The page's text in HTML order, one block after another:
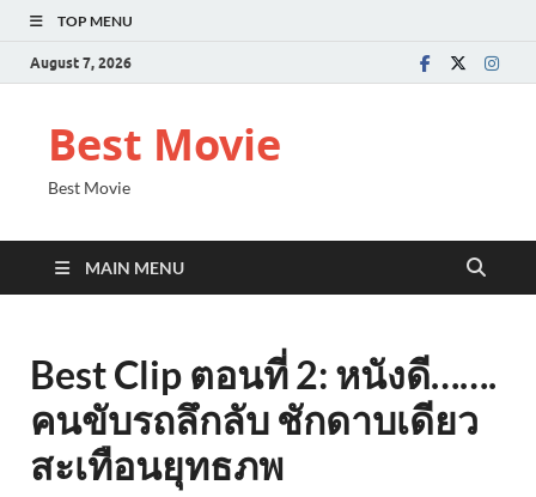
TOP MENU
August 7, 2026
Best Movie
Best Movie
MAIN MENU
Best Clip ตอนที่ 2: หนังดี…….
คนขับรถลึกลับ ชักดาบเดียว
สะเทือนยุทธภพ